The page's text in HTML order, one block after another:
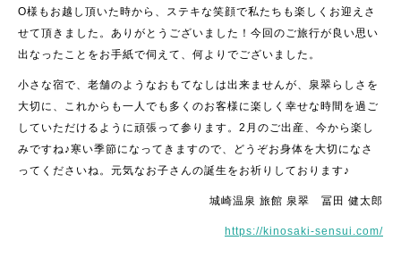
O様もお越し頂いた時から、ステキな笑顔で私たちも楽しくお迎えさ
せて頂きました。ありがとうございました！ 今回のご旅行が良い思い
出なったことをお手紙で伺えて、何よりでございました。
小さな宿で、老舗のようなおもてなしは出来ませんが、泉翠らしさを
大切に、これからも一人でも多くのお客様に楽しく幸せな時間を過ご
していただけるように頑張って参ります。2月のご出産、今から楽し
みですね♪寒い季節になってきますので、どうぞお身体を大切になさ
ってくださいね。元気なお子さんの誕生をお祈りしております♪
城崎温泉 旅館 泉翠 冨田 健太郎
https://kinosaki-sensui.com/